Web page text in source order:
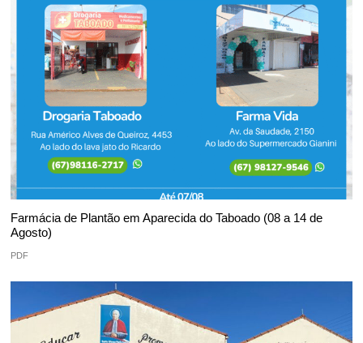
Farmácia de Plantão em Aparecida do Taboado (08 a 14 de
Agosto)
PDF